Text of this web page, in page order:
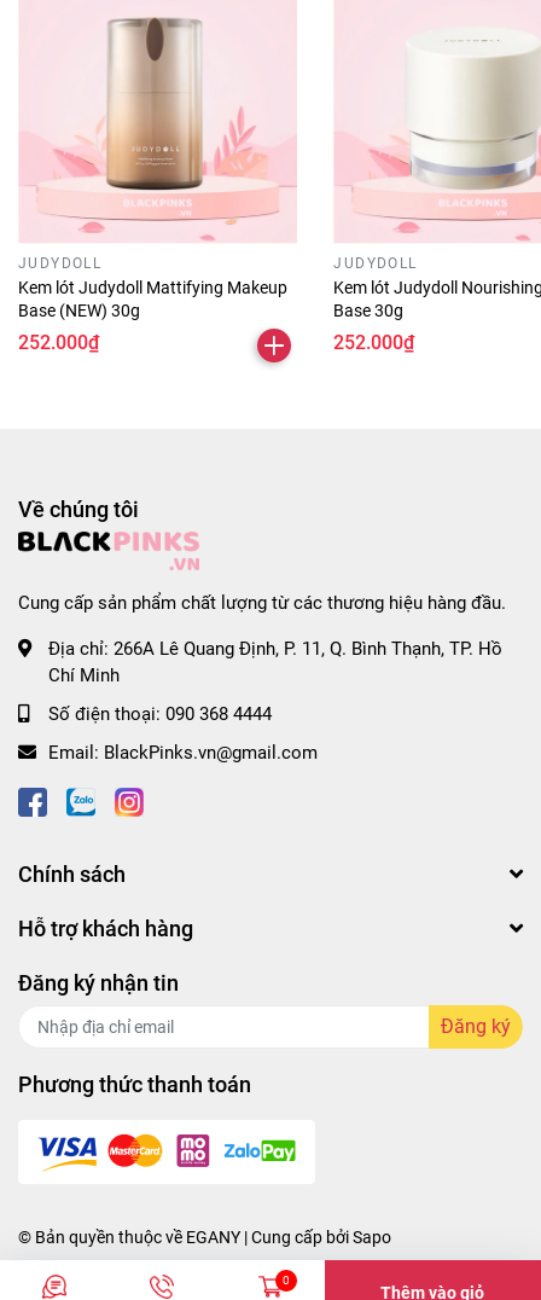
Thông số sản phẩm:
- Dung tích: 25ml
- Xuất xứ thương hiệu: Malaysia
#kemloty #kemlotsilkygirl #kemlotchekhuyetdiem
#chekhuyetdiemn #Silkygirl #kemnen #blackpinksvn
#blackpinks #blackpinkvn #blackpink #blpsvn
#blpscomvn #blps #blpvn #blpcomvn #blp
#blackpinkcom #blpcom #blpscom #kemlotnangtong
#kemchongnang #kemlotnangtongsilkygirl #nangtong
#kemlotnangtongchongnang #kemlottrangdiem
JUDYDOLL
Kem lót Judydoll Mattifying Makeup
Base (NEW) 30g
252.000₫
JUDYDOLL
Kem lót Judydoll
Base 30g
252.000₫
Về chúng tôi
Cung cấp sản phẩm chất lượng từ các thương hiệu hàng đầu.
Địa chỉ: 266A Lê Quang Định, P. 11, Q. Bình Thạnh, TP. Hồ
Chí Minh
Số điện thoại: 090 368 4444
Email: BlackPinks.vn@gmail.com
Chính sách
Hỗ trợ khách hàng
Đăng ký nhận tin
Đăng ký
Phương thức thanh toán
© Bản quyền thuộc về EGANY | Cung cấp bởiSapo
0
Thêm vào giỏ